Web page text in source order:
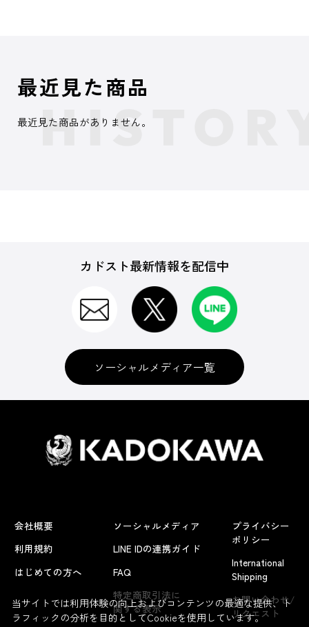
最近見た商品
最近見た商品がありません。
カドスト最新情報を配信中
ソーシャルメディア一覧
会社概要
利用規約
はじめての方へ
ソーシャルメディア
LINE IDの連携ガイド
FAQ
特定商取引法に
関する表示
プライバシー
ポリシー
International
Shipping
お問い合わせ/
リクエスト
当サイトでは利用体験の向上およびコンテンツの最適な提供、ト
ラフィックの分析を目的としてCookieを使用しています。